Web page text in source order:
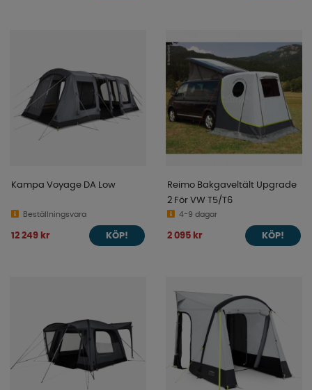
Kampa Voyage DA Low
Beställningsvara
12 249 kr KÖP!
Reimo Bakgaveltält Upgrade
2 För VW T5/T6
4-9 dagar
2 095 kr KÖP!